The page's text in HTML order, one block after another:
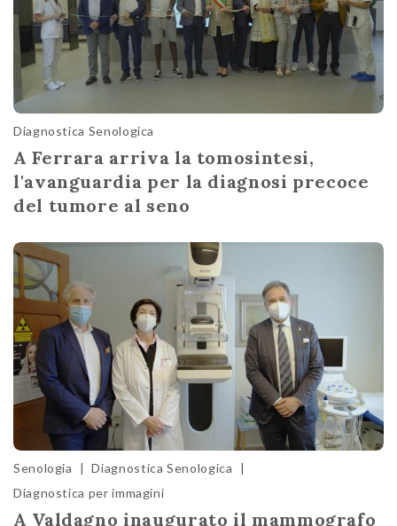
Diagnostica Senologica
A Ferrara arriva la tomosintesi,
l'avanguardia per la diagnosi precoce
del tumore al seno
Senologia | Diagnostica Senologica
|
Diagnostica per immagini
A Valdagno inaugurato il mammografo